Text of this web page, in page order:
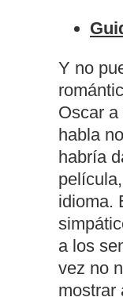
Y no
Oscar
habla
habría
idioma.
a los
vez no
mostrar